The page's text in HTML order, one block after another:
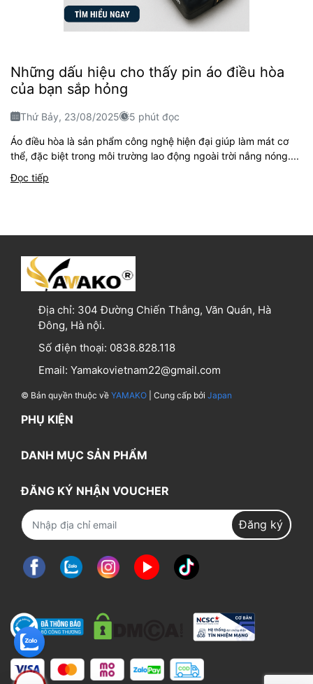
Những dấu hiệu cho thấy pin áo điều hòa
của bạn sắp hỏng
Thứ Bảy, 23/08/2025 5 phút đọc
Áo điều hòa là sản phẩm công nghệ hiện đại giúp làm mát cơ
thể, đặc biệt trong môi trường lao động ngoài trời nắng nóng....
Đọc tiếp
Địa chỉ: 304 Đường Chiến Thắng, Văn Quán, Hà
Đông, Hà nội.
Số điện thoại: 0838.828.118
Email: Yamakovietnam22@gmail.com
© Bản quyền thuộc về YAMAKO | Cung cấp bởi Japan
PHỤ KIỆN
DANH MỤC SẢN PHẨM
ĐĂNG KÝ NHẬN VOUCHER
Đăng ký